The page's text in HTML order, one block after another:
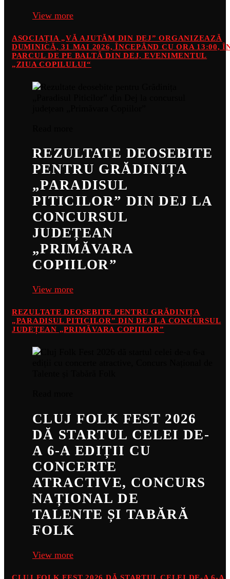
View more
ASOCIAȚIA „VĂ AJUTĂM DIN DEJ” ORGANIZEAZĂ
DUMINICĂ, 31 MAI 2026, ÎNCEPÂND CU ORA 13:00,
PARCUL DE PE BALTĂ DIN DEJ, EVENIMENTUL
„ZIUA COPILULUI“
REZULTATE DEOSEBITE
PENTRU GRĂDINIȚA
„PARADISUL
PITICILOR” DIN DEJ LA
CONCURSUL
JUDEȚEAN
„PRIMĂVARA
COPIILOR”
View more
REZULTATE DEOSEBITE PENTRU GRĂDINIȚA
„PARADISUL PITICILOR” DIN DEJ LA CONCURSUL
JUDEȚEAN „PRIMĂVARA COPIILOR”
CLUJ FOLK FEST 2026
DĂ STARTUL CELEI DE-
A 6-A EDIȚII CU
CONCERTE
ATRACTIVE, CONCURS
NAȚIONAL DE
TALENTE ȘI TABĂRĂ
FOLK
View more